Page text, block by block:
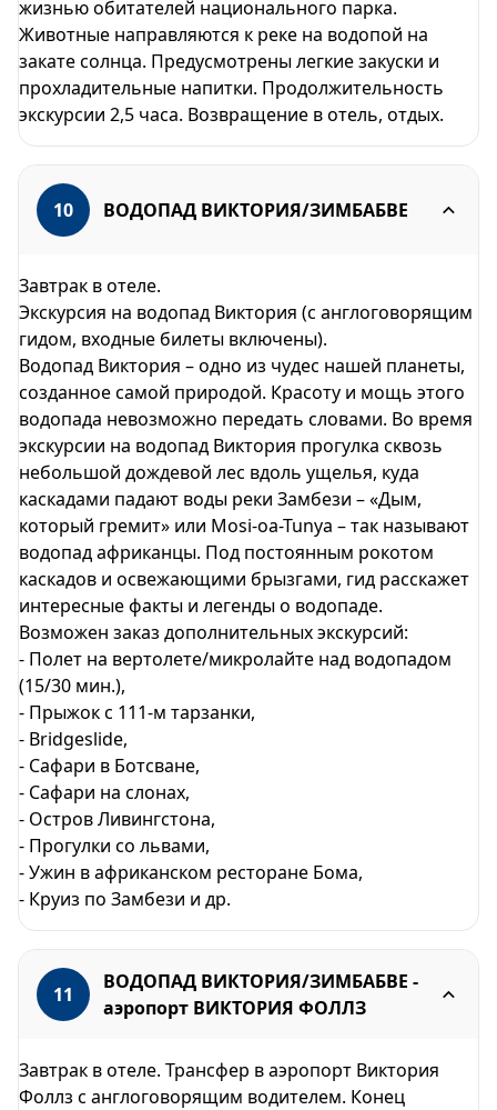
жизнью обитателей национального парка.
Животные направляются к реке на водопой на
закате солнца. Предусмотрены легкие закуски и
прохладительные напитки. Продолжительность
экскурсии 2,5 часа. Возвращение в отель, отдых.
10 ВОДОПАД ВИКТОРИЯ/ЗИМБАБВЕ
Завтрак в отеле.
Экскурсия на водопад Виктория (с англоговорящим
гидом, входные билеты включены).
Водопад Виктория – одно из чудес нашей планеты,
созданное самой природой. Красоту и мощь этого
водопада невозможно передать словами. Во время
экскурсии на водопад Виктория прогулка сквозь
небольшой дождевой лес вдоль ущелья, куда
каскадами падают воды реки Замбези – «Дым,
который гремит» или Mosi-oa-Tunya – так называют
водопад африканцы. Под постоянным рокотом
каскадов и освежающими брызгами, гид расскажет
интересные факты и легенды о водопаде.
Возможен заказ дополнительных экскурсий:
- Полет на вертолете/микролайте над водопадом
(15/30 мин.),
- Прыжок с 111-м тарзанки,
- Bridgeslide,
- Сафари в Ботсване,
- Сафари на слонах,
- Остров Ливингстона,
- Прогулки со львами,
- Ужин в африканском ресторане Бома,
- Круиз по Замбези и др.
11
ВОДОПАД ВИКТОРИЯ/ЗИМБАБВЕ -
аэропорт ВИКТОРИЯ ФОЛЛЗ
Завтрак в отеле. Трансфер в аэропорт Виктория
Фоллз с англоговорящим водителем. Конец